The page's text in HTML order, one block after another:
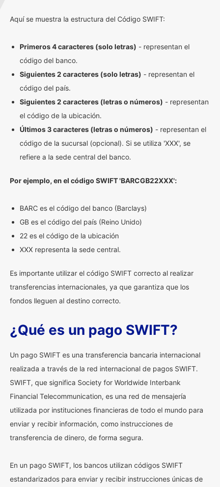
Aquí se muestra la estructura del Código SWIFT:
Primeros 4 caracteres (solo letras) - representan el
código del banco.
Siguientes 2 caracteres (solo letras) - representan el
código del país.
Siguientes 2 caracteres (letras o números) - representan
el código de la ubicación.
Últimos 3 caracteres (letras o números) - representan el
código de la sucursal (opcional). Si se utiliza 'XXX', se
refiere a la sede central del banco.
Por ejemplo, en el código SWIFT 'BARCGB22XXX':
BARC es el código del banco (Barclays)
GB es el código del país (Reino Unido)
22 es el código de la ubicación
XXX representa la sede central.
Es importante utilizar el código SWIFT correcto al realizar
transferencias internacionales, ya que garantiza que los
fondos lleguen al destino correcto.
¿Qué es un pago SWIFT?
Un pago SWIFT es una transferencia bancaria internacional
realizada a través de la red internacional de pagos SWIFT.
SWIFT, que significa Society for Worldwide Interbank
Financial Telecommunication, es una red de mensajería
utilizada por instituciones financieras de todo el mundo para
enviar y recibir información, como instrucciones de
transferencia de dinero, de forma segura.
En un pago SWIFT, los bancos utilizan códigos SWIFT
estandarizados para enviar y recibir instrucciones únicas de